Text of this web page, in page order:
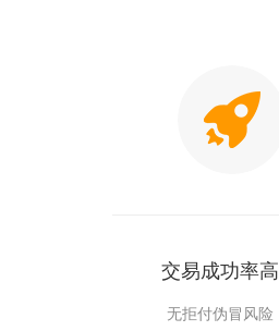
交易成功率高
无拒付伪冒风险